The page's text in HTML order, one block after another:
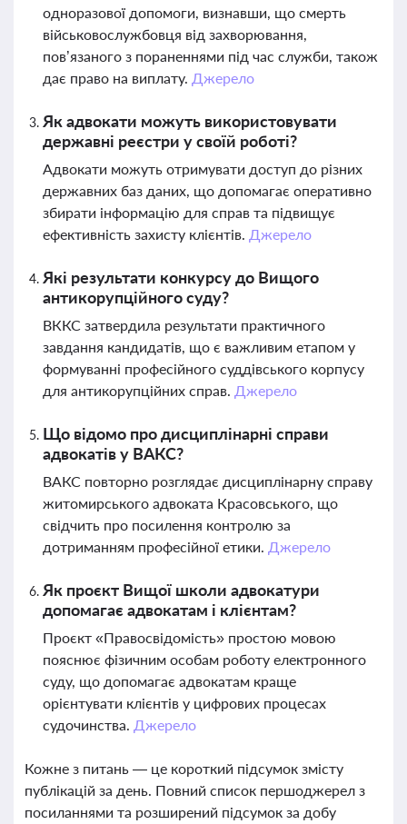
одноразової допомоги, визнавши, що смерть
військовослужбовця від захворювання,
пов’язаного з пораненнями під час служби, також
дає право на виплату. Джерело
Як адвокати можуть використовувати
державні реєстри у своїй роботі?
Адвокати можуть отримувати доступ до різних
державних баз даних, що допомагає оперативно
збирати інформацію для справ та підвищує
ефективність захисту клієнтів. Джерело
Які результати конкурсу до Вищого
антикорупційного суду?
ВККС затвердила результати практичного
завдання кандидатів, що є важливим етапом у
формуванні професійного суддівського корпусу
для антикорупційних справ. Джерело
Що відомо про дисциплінарні справи
адвокатів у ВАКС?
ВАКС повторно розглядає дисциплінарну справу
житомирського адвоката Красовського, що
свідчить про посилення контролю за
дотриманням професійної етики. Джерело
Як проєкт Вищої школи адвокатури
допомагає адвокатам і клієнтам?
Проєкт «Правосвідомість» простою мовою
пояснює фізичним особам роботу електронного
суду, що допомагає адвокатам краще
орієнтувати клієнтів у цифрових процесах
судочинства. Джерело
Кожне з питань — це короткий підсумок змісту
публікацій за день. Повний список першоджерел з
посиланнями та розширений підсумок за добу